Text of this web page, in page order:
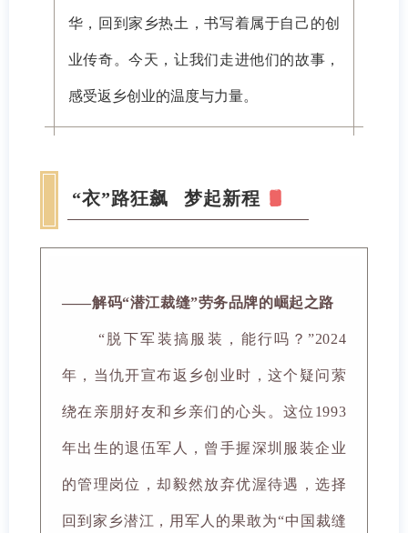
华，回到家乡热土，书写着属于自己的创
业传奇。今天，让我们走进他们的故事，
感受返乡创业的温度与力量。
“衣”路狂飙 梦起新程
——解码“潜江裁缝”劳务品牌的崛起之路
“脱下军装搞服装，能行吗？”2024
年，当仇开宣布返乡创业时，这个疑问萦
绕在亲朋好友和乡亲们的心头。这位1993
年出生的退伍军人，曾手握深圳服装企业
的管理岗位，却毅然放弃优渥待遇，选择
回到家乡潜江，用军人的果敢为“中国裁缝